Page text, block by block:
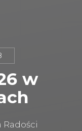
w
Radości